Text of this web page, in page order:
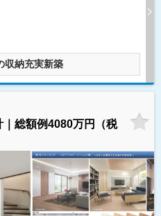
収納充実新築
総額例4080万円（税